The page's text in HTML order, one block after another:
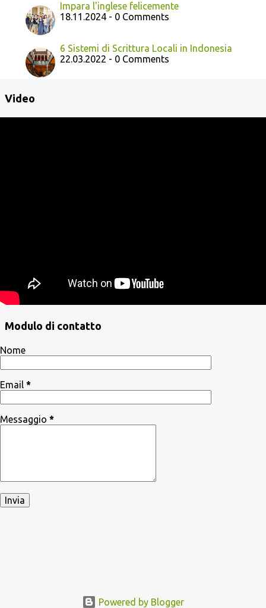
Impara l'inglese felicemente
18.11.2024 - 0 Comments
6 Sistemi di Scrittura Locali in Indonesia
22.03.2022 - 0 Comments
Video
Modulo di contatto
Nome
Email *
Messaggio *
Powered by Blogger